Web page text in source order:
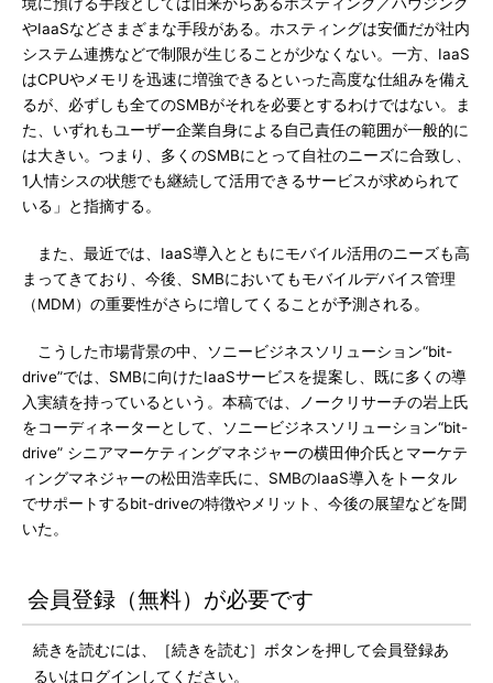
やIaaSなどさまざまな手段がある。ホスティングは安価だが社内
システム連携などで制限が生じることが少なくない。一方、IaaS
はCPUやメモリを迅速に増強できるといった高度な仕組みを備え
るが、必ずしも全てのSMBがそれを必要とするわけではない。ま
た、いずれもユーザー企業自身による自己責任の範囲が一般的に
は大きい。つまり、多くのSMBにとって自社のニーズに合致し、
1人情シスの状態でも継続して活用できるサービスが求められて
いる」と指摘する。
また、最近では、IaaS導入とともにモバイル活用のニーズも高
まってきており、今後、SMBにおいてもモバイルデバイス管理
（MDM）の重要性がさらに増してくることが予測される。
こうした市場背景の中、ソニービジネスソリューション“bit-
drive”では、SMBに向けたIaaSサービスを提案し、既に多くの導
入実績を持っているという。本稿では、ノークリサーチの岩上氏
をコーディネーターとして、ソニービジネスソリューション“bit-
drive” シニアマーケティングマネジャーの横田伸介氏とマーケテ
ィングマネジャーの松田浩幸氏に、SMBのIaaS導入をトータル
でサポートするbit-driveの特徴やメリット、今後の展望などを聞
いた。
会員登録（無料）が必要です
続きを読むには、［続きを読む］ボタンを押して会員登録あ
るいはログインしてください。